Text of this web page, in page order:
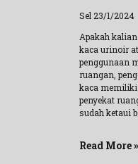
Sel 23/1/2024
Apakah
kaca urinoir
penggunaan
ruangan,
kaca memiliki
penyekat
sudah ketaui
Read More »